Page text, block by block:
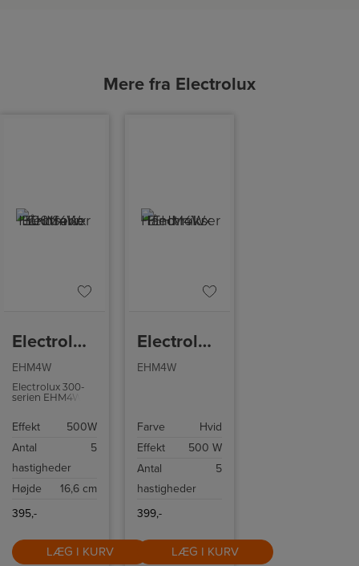
Mere fra Electrolux
Electrolux 300 Serie Håndmixer
EHM4W
Electrolux 300-
serien EHM4W
lettere – fra
med en kraftfuld
opbevaring.
Effekt
500W
Antal
hastigheder
5
Højde
16,6 cm
395,-
LÆG I KURV
Electrolux Håndmikser
EHM4W
Farve
Hvid
Effekt
500 W
Antal
hastigheder
5
399,-
LÆG I KURV